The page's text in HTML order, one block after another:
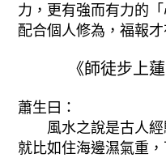
力，更有強而有力的
配合個人修為，福報才
《師徒步上
蕭生曰：
風水之說是古人
就比如住海邊濕氣重